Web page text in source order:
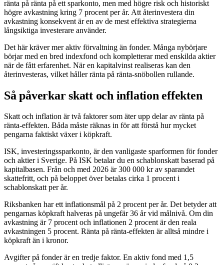
ränta på ränta på ett sparkonto, men med högre risk och historiskt
högre avkastning kring 7 procent per år. Att återinvestera din
avkastning konsekvent är en av de mest effektiva strategierna
långsiktiga investerare använder.
Det här kräver mer aktiv förvaltning än fonder. Många nybörjare
börjar med en bred indexfond och kompletterar med enskilda aktier
när de fått erfarenhet. När en kapitalvinst realiseras kan den
återinvesteras, vilket håller ränta på ränta-snöbollen rullande.
Så påverkar skatt och inflation effekten
Skatt och inflation är två faktorer som äter upp delar av ränta på
ränta-effekten. Båda måste räknas in för att förstå hur mycket
pengarna faktiskt växer i köpkraft.
ISK, investeringssparkonto, är den vanligaste sparformen för fonder
och aktier i Sverige. På ISK betalar du en schablonskatt baserad på
kapitalbasen. Från och med 2026 är 300 000 kr av sparandet
skattefritt, och på beloppet över betalas cirka 1 procent i
schablonskatt per år.
Riksbanken har ett inflationsmål på 2 procent per år. Det betyder att
pengarnas köpkraft halveras på ungefär 36 år vid målnivå. Om din
avkastning är 7 procent och inflationen 2 procent är den reala
avkastningen 5 procent. Ränta på ränta-effekten är alltså mindre i
köpkraft än i kronor.
Avgifter på fonder är en tredje faktor. En aktiv fond med 1,5